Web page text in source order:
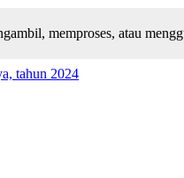
memproses, atau
tahun 2024